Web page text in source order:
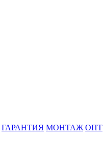
ГАРАНТИЯ МОНТАЖ ОПТ